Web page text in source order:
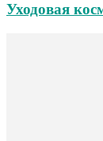
Уходовая